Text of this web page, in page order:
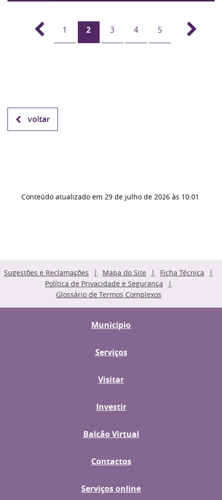
1 2 3 4 5
voltar
Conteúdo atualizado em 29 de julho de 2026 às 10:01
Sugestões e Reclamações Mapa do Site
Ficha Técnica
Política de Privacidade e Segurança
Glossário de Termos Complexos
Município
Serviços
Visitar
Investir
Balcão Virtual
Contactos
Serviços online